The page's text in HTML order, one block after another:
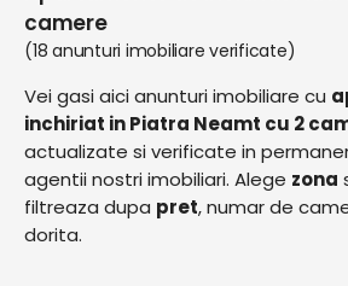
camere
(18 anunturi imobiliare verificate)
Vei gasi aici anunturi imobiliare cu
inchiriat in Piatra Neamt cu 2
actualizate si verificate in
agentii nostri imobiliari. Alege zona
filtreaza dupa pret, numar de
dorita.